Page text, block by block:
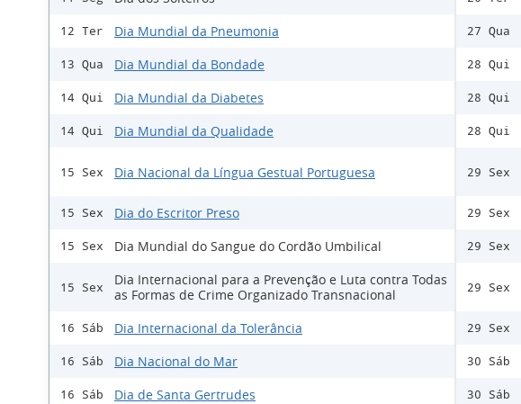
12 Ter Dia Mundial da Pneumonia
13 Qua Dia Mundial da Bondade
14 Qui Dia Mundial da Diabetes
14 Qui Dia Mundial da Qualidade
15 Sex Dia Nacional da Língua Gestual Portuguesa
15 Sex Dia do Escritor Preso
15 Sex Dia Mundial do Sangue do Cordão Umbilical
15 Sex
Dia Internacional para a Prevenção e Luta contra Todas
as Formas de Crime Organizado Transnacional
16 Sáb Dia Internacional da Tolerância
16 Sáb Dia Nacional do Mar
16 Sáb Dia de Santa Gertrudes
27 Qua
28 Qui
28 Qui
28 Qui
29 Sex
29 Sex
29 Sex
29 Sex
29 Sex
30 Sáb
30 Sáb